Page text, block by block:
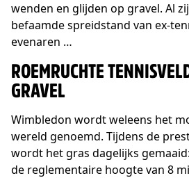
wenden en glijden op gravel. Al
befaamde spreidstand van ex-
evenaren …
ROEMRUCHTE
GRAVEL
Wimbledon wordt weleens het
wereld genoemd. Tijdens de
wordt het gras dagelijks
de reglementaire hoogte van 8